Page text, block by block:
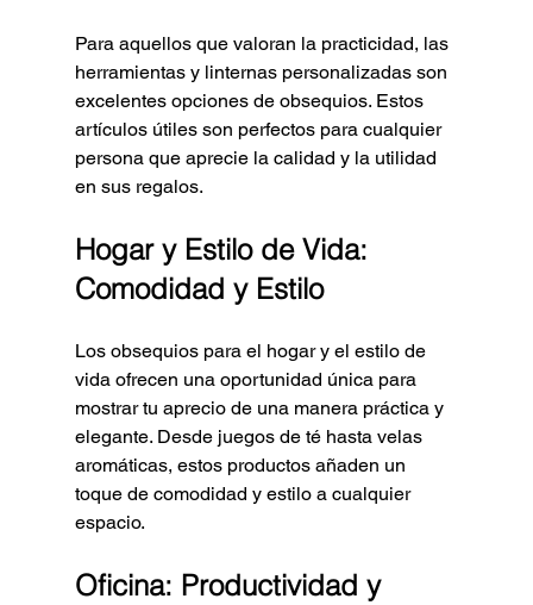
Para aquellos que valoran la practicidad, las
herramientas y linternas personalizadas son
excelentes opciones de obsequios. Estos
artículos útiles son perfectos para cualquier
persona que aprecie la calidad y la utilidad
en sus regalos.
Hogar y Estilo de Vida:
Comodidad y Estilo
Los obsequios para el hogar y el estilo de
vida ofrecen una oportunidad única para
mostrar tu aprecio de una manera práctica y
elegante. Desde juegos de té hasta velas
aromáticas, estos productos añaden un
toque de comodidad y estilo a cualquier
espacio.
Oficina: Productividad y